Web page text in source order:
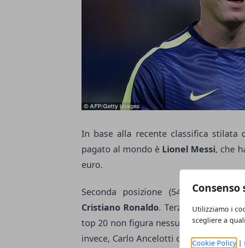
Consenso
Utilizziamo i
scegliere a
Cookie Policy|
In base alla recente classifica stilata
pagato al mondo è Lionel Messi, che
euro.
Seconda posizione (54 milioni di
Cristiano Ronaldo. Terza posizione
top 20 non figura nessun italiano.
invece, Carlo Ancelotti occupa la